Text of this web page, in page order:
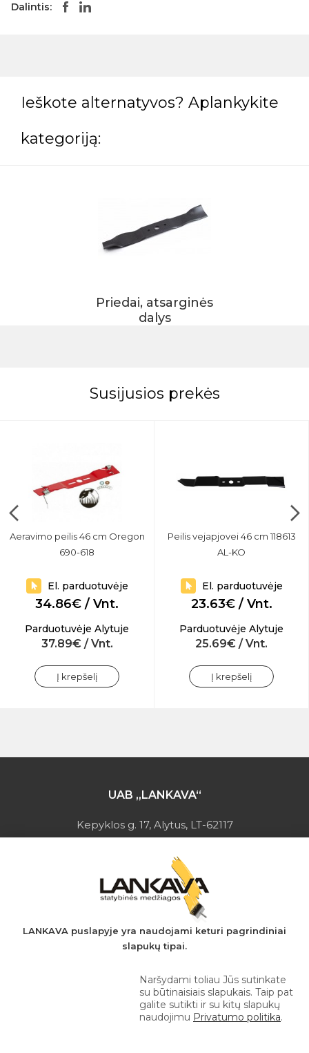
Dalintis:
Ieškote alternatyvos? Aplankykite
kategoriją:
Priedai, atsarginės
dalys
Susijusios prekės
Aeravimo peilis 46 cm Oregon
690-618
El. parduotuvėje
34.86€ / Vnt.
Parduotuvėje Alytuje
37.89€ / Vnt.
Į krepšelį
Peilis vejapjovei 46 cm 118613
AL-KO
El. parduotuvėje
23.63€ / Vnt.
Parduotuvėje Alytuje
25.69€ / Vnt.
Į krepšelį
UAB „LANKAVA“
Kepyklos g. 17, Alytus, LT-62117
Įmonės kodas: 149728275
PVM mokėtojo kodas: LT497282716
A.s.: LT037044060001923651
AB SEB bankas
+370 610 42 222
LANKAVA puslapyje yra naudojami keturi pagrindiniai
slapukų tipai.
Naršydami toliau Jūs sutinkate
su būtinaisiais slapukais. Taip pat
galite sutikti ir su kitų slapukų
naudojimu Privatumo politika.